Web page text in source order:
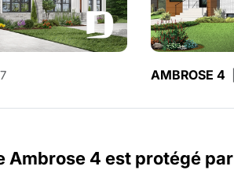
FERGUSON 2
AMBROSE 4
Ambrose 4 est protégé